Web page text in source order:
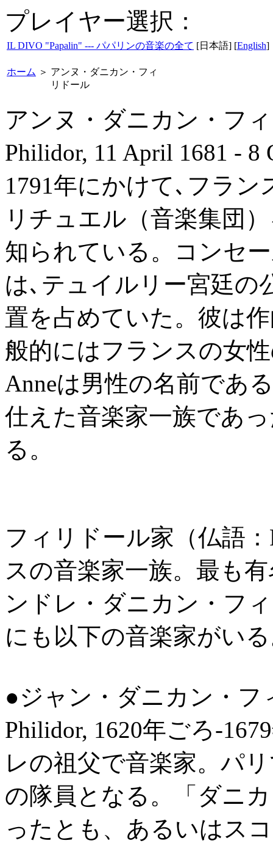
プレイヤー選択：
IL DIVO "Papalin" --- パパリンの音楽の全て [日本語] [English]
ホーム ＞ アンヌ・ダニカン・フィ
リドール
アンヌ・ダニカン・フ
Philidor, 11 April 1681 - 8
1791年にかけて､フラ
リチュエル（音楽集団
知られている。コンセ
は､テュイルリー宮廷の
置を占めていた。彼は
般的にはフランスの女
Anneは男性の名前であ
仕えた音楽家一族であ
る。
フィリドール家（仏語
スの音楽家一族。最も
ンドレ・ダニカン・フ
にも以下の音楽家がい
●ジャン・ダニカン・フ
Philidor, 1620年ごろ-
レの祖父で音楽家。パ
の隊員となる。「ダニ
ったとも、あるいはス